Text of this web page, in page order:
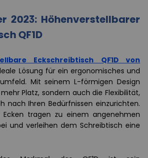
2023: Höhenverstellbarer
QF1D
Eckschreibtisch QF1D von
Lösung für ein ergonomisches und
Mit seinem L-förmigen Design
Platz, sondern auch die Flexibilität,
nach Ihren Bedürfnissen einzurichten.
Ecken tragen zu einem angenehmen
und verleihen dem Schreibtisch eine